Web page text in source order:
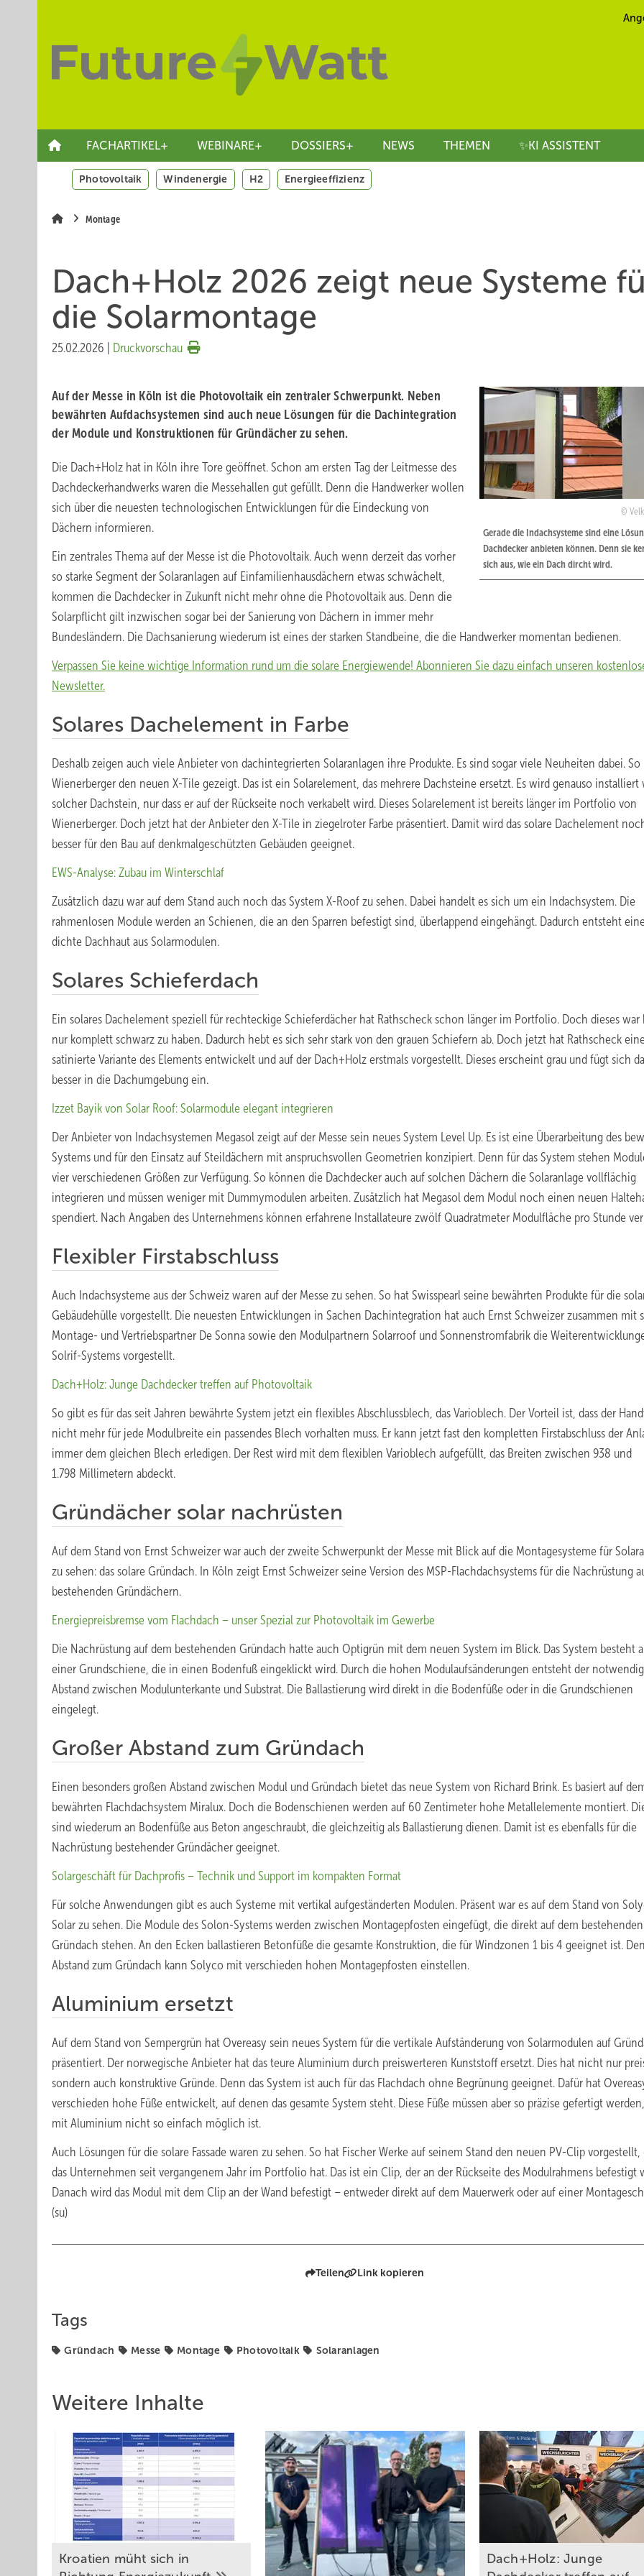
FACHARTIKEL+ WEBINARE+ DOSSIERS+ NEWS THEMEN ✨KI ASSISTENT
Photovoltaik Windenergie H2 Energieeffizienz
Montage
Dach+Holz 2026 zeigt neue Systeme
die Solarmontage
25.02.2026 Druckvorschau
Gerade die Indachsysteme sind eine
Dachdecker anbieten können. Denn sie
sich aus, wie ein Dach dircht wird.
Auf der Messe in Köln ist die Photovoltaik ein zentraler Schwerpunkt. Neben
bewährten Aufdachsystemen sind auch neue Lösungen für die Dachintegration
der Module und Konstruktionen für Gründächer zu sehen.
Die Dach+Holz hat in Köln ihre Tore geöffnet. Schon am ersten Tag der Leitmesse des
Dachdeckerhandwerks waren die Messehallen gut gefüllt. Denn die Handwerker wollen
sich über die neuesten technologischen Entwicklungen für die Eindeckung von
Dächern informieren.
Ein zentrales Thema auf der Messe ist die Photovoltaik. Auch wenn derzeit das vorher
so starke Segment der Solaranlagen auf Einfamilienhausdächern etwas schwächelt,
kommen die Dachdecker in Zukunft nicht mehr ohne die Photovoltaik aus. Denn die
Solarpflicht gilt inzwischen sogar bei der Sanierung von Dächern in immer mehr
Bundesländern. Die Dachsanierung wiederum ist eines der starken Standbeine, die die Handwerker momentan bedienen.
Verpassen Sie keine wichtige Information rund um die solare Energiewende! Abonnieren Sie dazu einfach unseren
Newsletter.
Solares Dachelement in Farbe
Deshalb zeigen auch viele Anbieter von dachintegrierten Solaranlagen ihre Produkte. Es sind sogar viele Neuheiten dabei. So
Wienerberger den neuen X-Tile gezeigt. Das ist ein Solarelement, das mehrere Dachsteine ersetzt. Es wird genauso installiert
solcher Dachstein, nur dass er auf der Rückseite noch verkabelt wird. Dieses Solarelement ist bereits länger im Portfolio von
Wienerberger. Doch jetzt hat der Anbieter den X-Tile in ziegelroter Farbe präsentiert. Damit wird das solare Dachelement
besser für den Bau auf denkmalgeschützten Gebäuden geeignet.
EWS-Analyse: Zubau im Winterschlaf
Zusätzlich dazu war auf dem Stand auch noch das System X-Roof zu sehen. Dabei handelt es sich um ein Indachsystem. Die
rahmenlosen Module werden an Schienen, die an den Sparren befestigt sind, überlappend eingehängt. Dadurch entsteht
dichte Dachhaut aus Solarmodulen.
Solares Schieferdach
Ein solares Dachelement speziell für rechteckige Schieferdächer hat Rathscheck schon länger im Portfolio. Doch dieses war
nur komplett schwarz zu haben. Dadurch hebt es sich sehr stark von den grauen Schiefern ab. Doch jetzt hat Rathscheck
satinierte Variante des Elements entwickelt und auf der Dach+Holz erstmals vorgestellt. Dieses erscheint grau und fügt sich
besser in die Dachumgebung ein.
Izzet Bayik von Solar Roof: Solarmodule elegant integrieren
Der Anbieter von Indachsystemen Megasol zeigt auf der Messe sein neues System Level Up. Es ist eine Überarbeitung des
Systems und für den Einsatz auf Steildächern mit anspruchsvollen Geometrien konzipiert. Denn für das System stehen
vier verschiedenen Größen zur Verfügung. So können die Dachdecker auch auf solchen Dächern die Solaranlage vollflächig
integrieren und müssen weniger mit Dummymodulen arbeiten. Zusätzlich hat Megasol dem Modul noch einen neuen
spendiert. Nach Angaben des Unternehmens können erfahrene Installateure zwölf Quadratmeter Modulfläche pro Stunde
Flexibler Firstabschluss
Auch Indachsysteme aus der Schweiz waren auf der Messe zu sehen. So hat Swisspearl seine bewährten Produkte für die
Gebäudehülle vorgestellt. Die neuesten Entwicklungen in Sachen Dachintegration hat auch Ernst Schweizer zusammen mit
Montage- und Vertriebspartner De Sonna sowie den Modulpartnern Solarroof und Sonnenstromfabrik die
Solrif-Systems vorgestellt.
Dach+Holz: Junge Dachdecker treffen auf Photovoltaik
So gibt es für das seit Jahren bewährte System jetzt ein flexibles Abschlussblech, das Varioblech. Der Vorteil ist, dass der
nicht mehr für jede Modulbreite ein passendes Blech vorhalten muss. Er kann jetzt fast den kompletten Firstabschluss der
immer dem gleichen Blech erledigen. Der Rest wird mit dem flexiblen Varioblech aufgefüllt, das Breiten zwischen 938 und
1.798 Millimetern abdeckt.
Gründächer solar nachrüsten
Auf dem Stand von Ernst Schweizer war auch der zweite Schwerpunkt der Messe mit Blick auf die Montagesysteme für
zu sehen: das solare Gründach. In Köln zeigt Ernst Schweizer seine Version des MSP-Flachdachsystems für die Nachrüstung
bestehenden Gründächern.
Energiepreisbremse vom Flachdach – unser Spezial zur Photovoltaik im Gewerbe
Die Nachrüstung auf dem bestehenden Gründach hatte auch Optigrün mit dem neuen System im Blick. Das System besteht
einer Grundschiene, die in einen Bodenfuß eingeklickt wird. Durch die hohen Modulaufsänderungen entsteht der
Abstand zwischen Modulunterkante und Substrat. Die Ballastierung wird direkt in die Bodenfüße oder in die Grundschienen
eingelegt.
Großer Abstand zum Gründach
Einen besonders großen Abstand zwischen Modul und Gründach bietet das neue System von Richard Brink. Es basiert auf
bewährten Flachdachsystem Miralux. Doch die Bodenschienen werden auf 60 Zentimeter hohe Metallelemente montiert.
sind wiederum an Bodenfüße aus Beton angeschraubt, die gleichzeitig als Ballastierung dienen. Damit ist es ebenfalls für die
Nachrüstung bestehender Gründächer geeignet.
Solargeschäft für Dachprofis – Technik und Support im kompakten Format
Für solche Anwendungen gibt es auch Systeme mit vertikal aufgeständerten Modulen. Präsent war es auf dem Stand von
Solar zu sehen. Die Module des Solon-Systems werden zwischen Montagepfosten eingefügt, die direkt auf dem bestehenden
Gründach stehen. An den Ecken ballastieren Betonfüße die gesamte Konstruktion, die für Windzonen 1 bis 4 geeignet ist. Den
Abstand zum Gründach kann Solyco mit verschieden hohen Montagepfosten einstellen.
Aluminium ersetzt
Auf dem Stand von Sempergrün hat Overeasy sein neues System für die vertikale Aufständerung von Solarmodulen auf
präsentiert. Der norwegische Anbieter hat das teure Aluminium durch preiswerteren Kunststoff ersetzt. Dies hat nicht nur
sondern auch konstruktive Gründe. Denn das System ist auch für das Flachdach ohne Begrünung geeignet. Dafür hat
verschieden hohe Füße entwickelt, auf denen das gesamte System steht. Diese Füße müssen aber so präzise gefertigt
mit Aluminium nicht so einfach möglich ist.
Auch Lösungen für die solare Fassade waren zu sehen. So hat Fischer Werke auf seinem Stand den neuen PV-Clip vorgestellt,
das Unternehmen seit vergangenem Jahr im Portfolio hat. Das ist ein Clip, der an der Rückseite des Modulrahmens befestigt
Danach wird das Modul mit dem Clip an der Wand befestigt – entweder direkt auf dem Mauerwerk oder auf einer
(su)
Teilen Link kopieren
Tags
Gründach Messe Montage Photovoltaik Solaranlagen
Weitere Inhalte
Kroatien müht sich in
Dach+Holz: Junge